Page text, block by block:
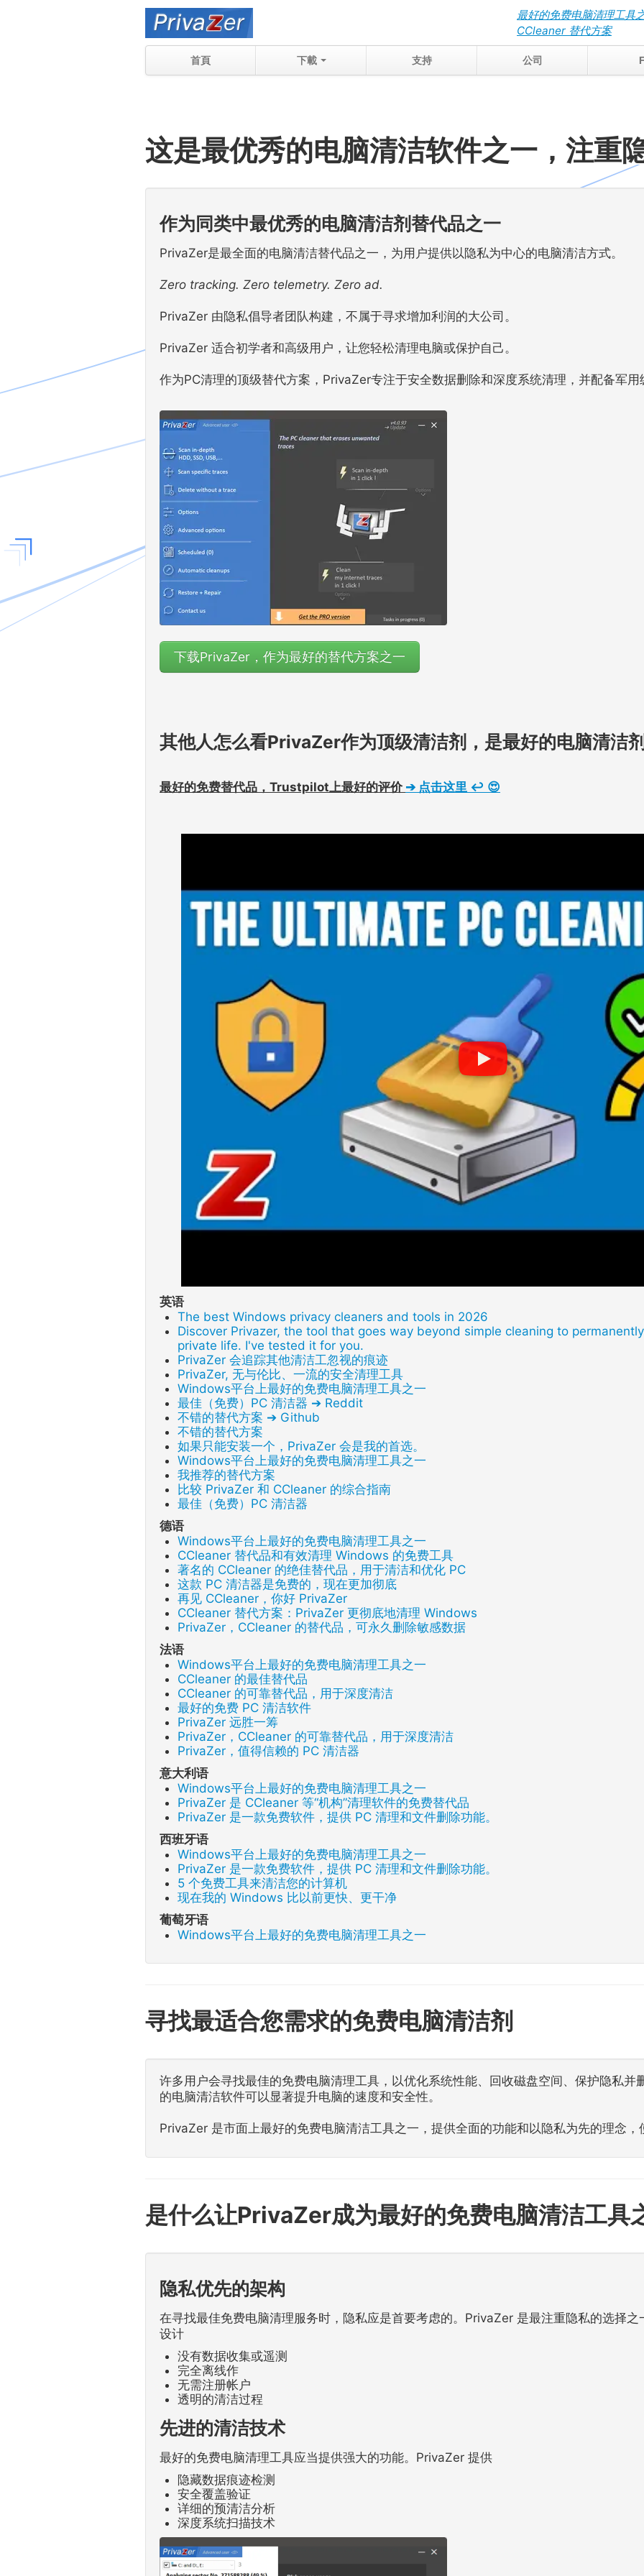
最好的免费电脑清理工具
CCleaner 替代方案
首頁 下載 支持 公司
这是最优秀的电脑清洁软件之一，注重
作为同类中最优秀的电脑清洁剂替代品之一
PrivaZer是最全面的电脑清洁替代品之一，为用户提供以隐私为中心的电脑清洁方式。
Zero tracking. Zero telemetry. Zero ad.
PrivaZer 由隐私倡导者团队构建，不属于寻求增加利润的大公司。
PrivaZer 适合初学者和高级用户，让您轻松清理电脑或保护自己。
作为PC清理的顶级替代方案，PrivaZer专注于安全数据删除和深度系统清理，并配备军用
下载PrivaZer，作为最好的替代方案之一
其他人怎么看PrivaZer作为顶级清洁剂，是最好的电脑清洁
最好的免费替代品，Trustpilot上最好的评价 ➔ 点击这里 ↩ 😍
英语
The best Windows privacy cleaners and tools in 2026
Discover Privazer, the tool that goes way beyond simple cleaning to
private life. I've tested it for you.
PrivaZer 会追踪其他清洁工忽视的痕迹
PrivaZer, 无与伦比、一流的安全清理工具
Windows平台上最好的免费电脑清理工具之一
最佳（免费）PC 清洁器 ➔ Reddit
不错的替代方案 ➔ Github
不错的替代方案
如果只能安装一个，PrivaZer 会是我的首选。
Windows平台上最好的免费电脑清理工具之一
我推荐的替代方案
比较 PrivaZer 和 CCleaner 的综合指南
最佳（免费）PC 清洁器
德语
Windows平台上最好的免费电脑清理工具之一
CCleaner 替代品和有效清理 Windows 的免费工具
著名的 CCleaner 的绝佳替代品，用于清洁和优化 PC
这款 PC 清洁器是免费的，现在更加彻底
再见 CCleaner，你好 PrivaZer
CCleaner 替代方案：PrivaZer 更彻底地清理 Windows
PrivaZer，CCleaner 的替代品，可永久删除敏感数据
法语
Windows平台上最好的免费电脑清理工具之一
CCleaner 的最佳替代品
CCleaner 的可靠替代品，用于深度清洁
最好的免费 PC 清洁软件
PrivaZer 远胜一筹
PrivaZer，CCleaner 的可靠替代品，用于深度清洁
PrivaZer，值得信赖的 PC 清洁器
意大利语
Windows平台上最好的免费电脑清理工具之一
PrivaZer 是 CCleaner 等“机构”清理软件的免费替代品
PrivaZer 是一款免费软件，提供 PC 清理和文件删除功能。
西班牙语
Windows平台上最好的免费电脑清理工具之一
PrivaZer 是一款免费软件，提供 PC 清理和文件删除功能。
5 个免费工具来清洁您的计算机
现在我的 Windows 比以前更快、更干净
葡萄牙语
Windows平台上最好的免费电脑清理工具之一
寻找最适合您需求的免费电脑清洁剂
许多用户会寻找最佳的免费电脑清理工具，以优化系统性能、回收磁盘空间、保护隐私并
的电脑清洁软件可以显著提升电脑的速度和安全性。
PrivaZer 是市面上最好的免费电脑清洁工具之一，提供全面的功能和以隐私为先的理念，
是什么让PrivaZer成为最好的免费电脑清洁工具
隐私优先的架构
在寻找最佳免费电脑清理服务时，隐私应是首要考虑的。PrivaZer 是最注重隐私的选择
设计
没有数据收集或遥测
完全离线作
无需注册帐户
透明的清洁过程
先进的清洁技术
最好的免费电脑清理工具应当提供强大的功能。PrivaZer 提供
隐藏数据痕迹检测
安全覆盖验证
详细的预清洁分析
深度系统扫描技术